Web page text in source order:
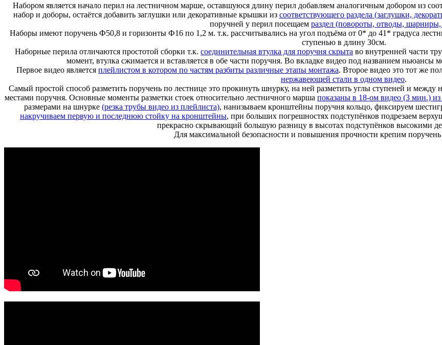
Набором является начало перил на лестничном марше, оставшуюся длину перил добавляем аналогичным добором из
набор и доборы, остаётся добавить заглушки или декоративные крышки из соответствующего раздела (заглушки,
поручней у перил посещаем раздел (повороты, отводы,
Наборы имеют поручень Ф50,8 и горизонты Ф16 по 1,2 м. т.к. рассчитывались на угол подъёма от 0* до 41* градуса
ступенью в длину 30см.
Наборные перила отличаются простотой сборки т.к. соединительная втулка для поручня скрыта во внутренней части
момент, втулка сжимается и вставляется в обе части поручня. Во вкладке видео под названием ньюансы
Первое видео является плейлистом в котором по частям разбиты различные этапы монтажа. Второе видео это тот же
нержавеющей стали в одном видео.
Самый простой способ разметить поручень по лестнице это прокинуть шнурку, на ней разметить углы ступеней и
местами поручня. Основные моменты разметки стоек относительно лестничного марша показаны в 18-ом видео (3 мин.)
размерами на шнурке (резка трубы видео из плейлиста), нанизываем кронштейны поручня кольцо, фиксируем
накручиваем первую и последнюю стойку на кронштейны, при больших погрешностях подступёнков подрезаем
прекрасно скрывающий большую разницу в высотах подступёнков высокими
Для максимальной безопасности и повышения прочности крепим